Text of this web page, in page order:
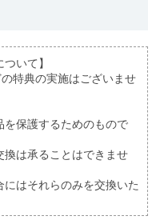
いて】
特典の実施はございませ
保護するためのもので
換は承ることはできませ
はそれらのみを交換いた